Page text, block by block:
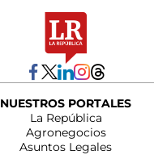
NUESTROS PORTALES
La República
Agronegocios
Asuntos Legales